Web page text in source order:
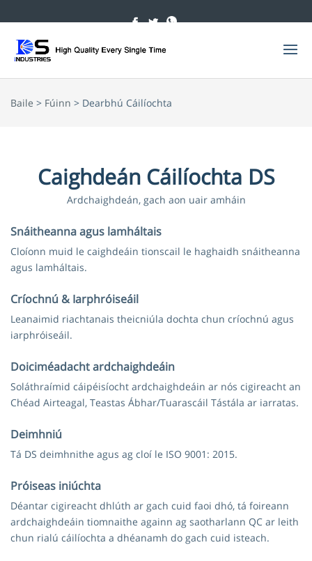
Baile > Fúinn > Dearbhú Cáilíochta
Caighdeán Cáilíochta DS
Ardchaighdeán, gach aon uair amháin
Snáitheanna agus lamháltais
Cloíonn muid le caighdeáin tionscail le haghaidh snáitheanna
agus lamháltais.
Críochnú & Iarphróiseáil
Leanaimid riachtanais theicniúla dochta chun críochnú agus
iarphróiseáil.
Doiciméadacht ardchaighdeáin
Soláthraímid cáipéisíocht ardchaighdeáin ar nós cigireacht an
Chéad Airteagal, Teastas Ábhar/Tuarascáil Tástála ar iarratas.
Deimhniú
Tá DS deimhnithe agus ag cloí le ISO 9001: 2015.
Próiseas iniúchta
Déantar cigireacht dhlúth ar gach cuid faoi dhó, tá foireann
ardchaighdeáin tiomnaithe againn ag saotharlann QC ar leith
chun rialú cáilíochta a dhéanamh do gach cuid isteach.